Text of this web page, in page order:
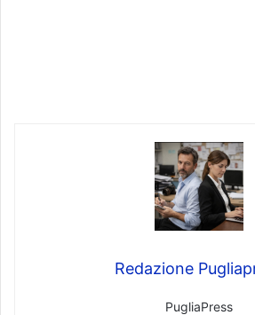
Redazione
PugliaPress